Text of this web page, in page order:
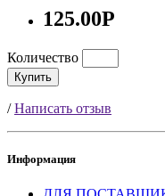
125.00Р
Количество
Купить
/Написать отзыв
Информация